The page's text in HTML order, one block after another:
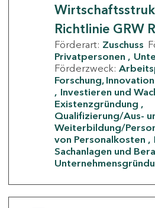
Richtlinie GRW
Förderart: Zuschuss
Privatpersonen
Förderzweck:
Forschung,
Investieren und
Existenzgründung
Qualifizierung/Aus-
Weiterbildung/
von Personalkosten
Sachanlagen und